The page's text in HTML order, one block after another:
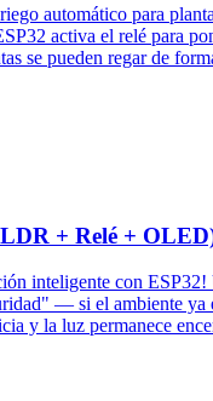
automático para
activa el relé para
se pueden regar de
+ Relé +
inteligente con
— si el ambiente
y la luz permanece